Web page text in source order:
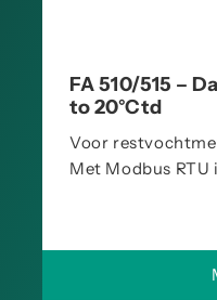
FA 510/515 –
to 20°Ctd
Voor
Met Modbus RTU